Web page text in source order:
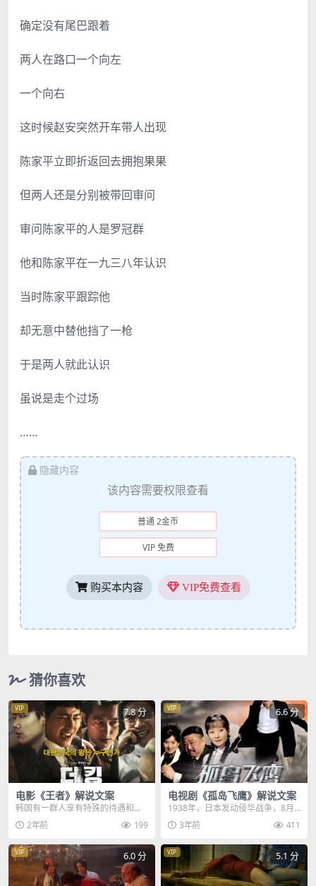
确定没有尾巴跟着
两人在路口一个向左
一个向右
这时候赵安突然开车带人出现
陈家平立即折返回去拥抱果果
但两人还是分别被带回审问
审问陈家平的人是罗冠群
他和陈家平在一九三八年认识
当时陈家平跟踪他
却无意中替他挡了一枪
于是两人就此认识
虽说是走个过场
……
隐藏内容
该内容需要权限查看
普通 2金币
VIP 免费
购买本内容 VIP免费查看
猜你喜欢
VIP 7.8 分
电影《王者》解说文案
韩国有一群人享有特殊的待遇和权
利，他们随时都可以进入军事禁区
晒太阳，也可以随意操...
2年前 199
VIP 6.6 分
电视剧《孤岛飞鹰》解说文案
1938年，日本发动侵华战争，8月
上海沦陷，迫于国际舆论压力，侵
略者在上海苏州河...
3年前 411
VIP 6.0 分 VIP 5.1 分